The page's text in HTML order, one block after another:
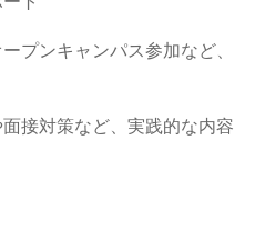
プンキャンパス参加など、
接対策など、実践的な内容